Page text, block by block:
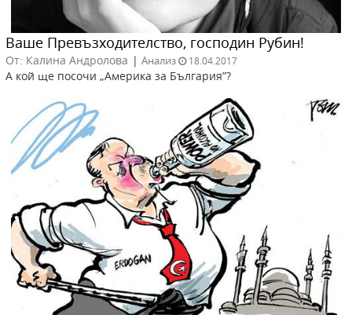
Ваше Превъзходителство, господин Рубин!
От: Калина Андролова | Анализ 18.04.2017
А кой ще посочи „Америка за България”?